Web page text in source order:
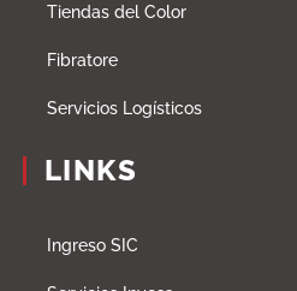
Tiendas del Color
Fibratore
Servicios Logísticos
LINKS
Ingreso SIC